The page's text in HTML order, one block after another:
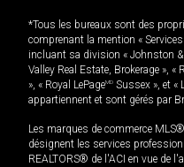
*Tous les bureaux sont des
comprenant la mention «
incluant sa division « Johnston &
Valley Real Estate, Brokerage », «
», « Royal LePageMD Sussex », et «
appartiennent et sont gérés par
Les marques de commerce
désignent les services
REALTORS® de l'ACI en vue de